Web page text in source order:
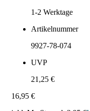
1-2 Werktage
Artikelnummer
9927-78-074
UVP
21,25 €
16,95 €